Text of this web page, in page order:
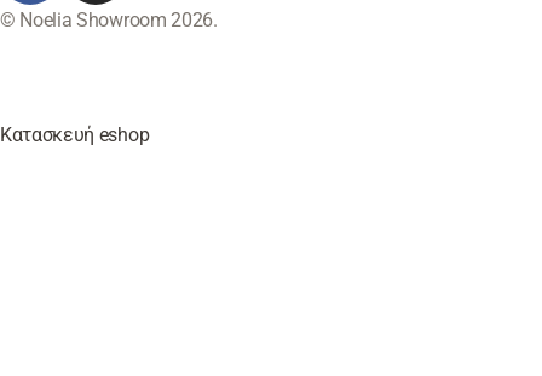
© Noelia Showroom 2026.
Κατασκευή eshop